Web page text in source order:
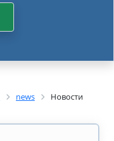
news Новости